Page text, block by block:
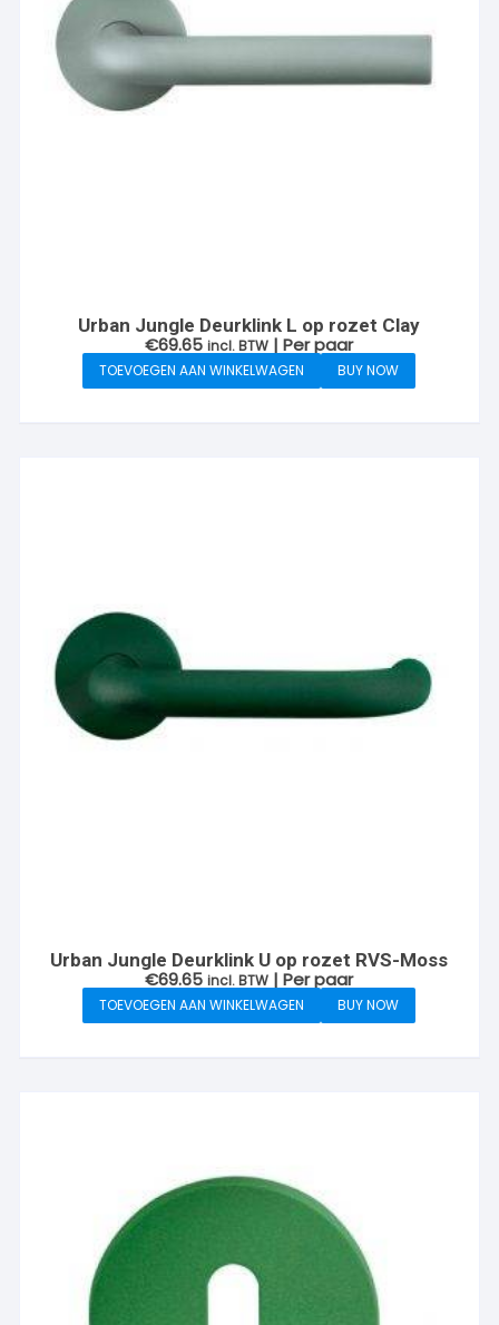
Urban Jungle Deurklink L op rozet Clay
€69.65 incl. BTW | Per paar
TOEVOEGEN AAN WINKELWAGEN BUY NOW
Urban Jungle Deurklink U op rozet RVS-Moss
€69.65 incl. BTW | Per paar
TOEVOEGEN AAN WINKELWAGEN BUY NOW